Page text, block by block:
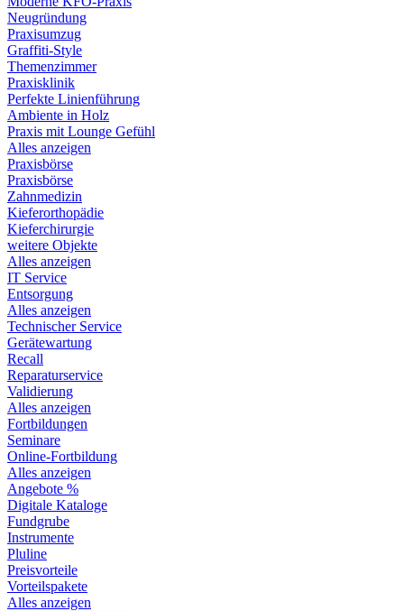
Neugründung
Praxisumzug
Graffiti-Style
Themenzimmer
Praxisklinik
Perfekte Linienführung
Ambiente in Holz
Praxis mit Lounge Gefühl
Alles anzeigen
Praxisbörse
Praxisbörse
Zahnmedizin
Kieferorthopädie
Kieferchirurgie
weitere Objekte
Alles anzeigen
IT Service
Entsorgung
Alles anzeigen
Technischer Service
Gerätewartung
Recall
Reparaturservice
Validierung
Alles anzeigen
Fortbildungen
Seminare
Online-Fortbildung
Alles anzeigen
Angebote %
Digitale Kataloge
Fundgrube
Instrumente
Pluline
Preisvorteile
Vorteilspakete
Alles anzeigen